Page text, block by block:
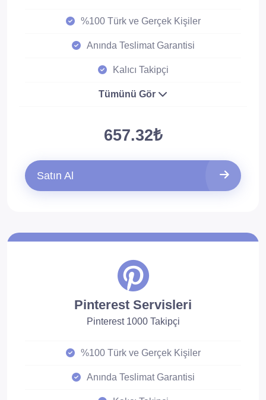
%100 Türk ve Gerçek Kişiler
Anında Teslimat Garantisi
Kalıcı Takipçi
Tümünü Gör
657.32₺
Satın Al
Pinterest Servisleri
Pinterest 1000 Takipçi
%100 Türk ve Gerçek Kişiler
Anında Teslimat Garantisi